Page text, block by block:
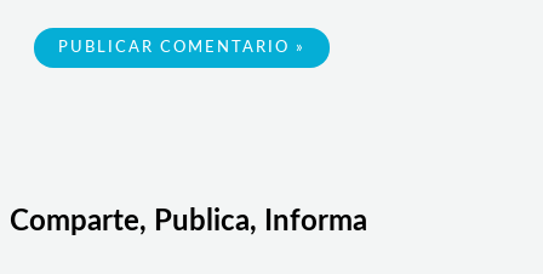
Comparte, Publica, Informa